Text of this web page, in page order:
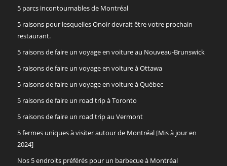
5 parcs incontournables de Montréal
5 raisons pour lesquelles Onoir devrait être votre prochain
restaurant.
5 raisons de faire un voyage en voiture au Nouveau-Brunswick
5 raisons de faire un voyage en voiture à Ottawa
5 raisons de faire un voyage en voiture à Québec
5 raisons de faire un road trip à Toronto
5 raisons de faire un road trip au Vermont
5 fermes uniques à visiter autour de Montréal [Mis à jour en
2024]
Nos 5 endroits préférés pour un barbecue à Montréal